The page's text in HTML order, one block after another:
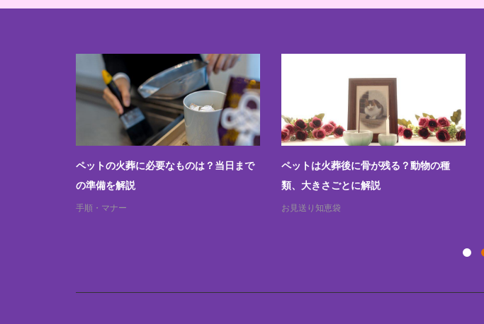
ペットの火葬に必要なものは？当日まで
の準備を解説
手順・マナー
ペットは火葬後に骨が残る？動物の種
類、大きさごとに解説
お見送り知恵袋